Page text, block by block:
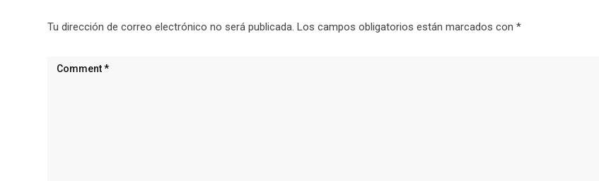
Tu dirección de correo electrónico no será publicada. Los campos obligatorios están marcados con *